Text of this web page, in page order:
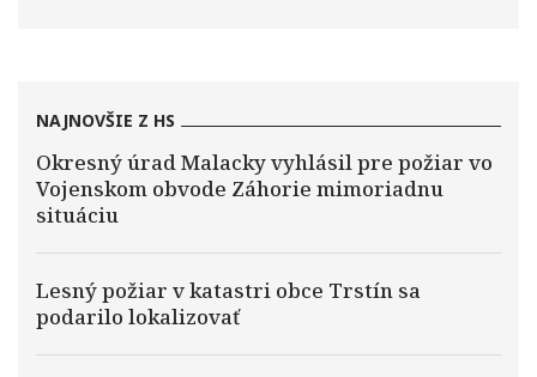
NAJNOVŠIE Z HS
Okresný úrad Malacky vyhlásil pre požiar vo
Vojenskom obvode Záhorie mimoriadnu
situáciu
Lesný požiar v katastri obce Trstín sa
podarilo lokalizovať